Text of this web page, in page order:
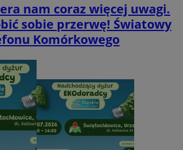
nam coraz więcej uwagi.
sobie przerwę! Światowy
Komórkowego